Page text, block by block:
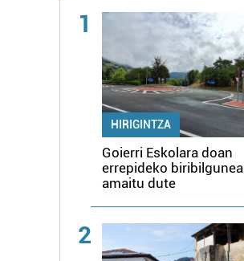
1
HIRIGINTZA
Goierri Eskolara doan
errepideko biribilgunea
amaitu dute
2